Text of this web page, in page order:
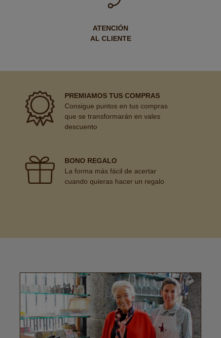
ATENCIÓN
AL CLIENTE
PREMIAMOS TUS COMPRAS
Consigue puntos en tus compras
que se transformarán en vales
descuento
BONO REGALO
La forma más fácil de acertar
cuando quieras hacer un regalo